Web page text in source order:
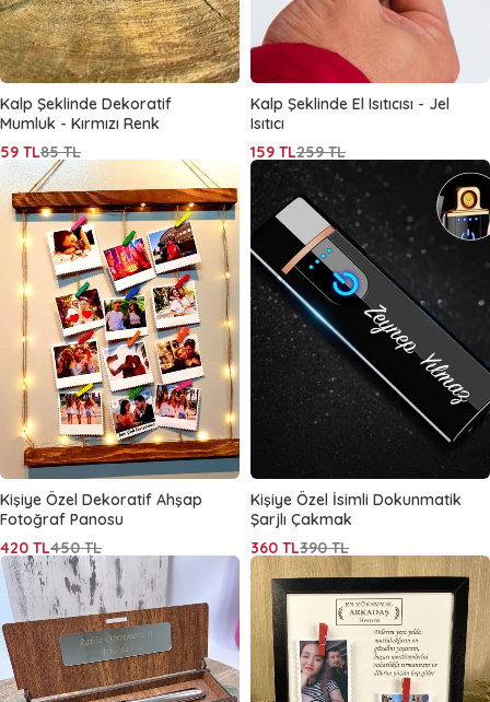
Kalp Şeklinde Dekoratif
Mumluk - Kırmızı Renk
85TL
59 TL
Kalp Şeklinde El Isıtıcısı - Jel
Isıtıcı
259TL
159 TL
Kişiye Özel Dekoratif Ahşap
Fotoğraf Panosu
450TL
420 TL
Kişiye Özel İsimli Dokunmatik
Şarjlı Çakmak
390TL
360 TL